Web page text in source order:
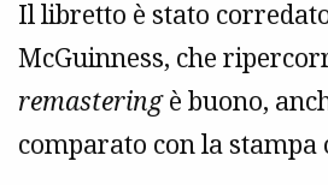
Il libretto è stato
McGuinness, che
remasteringè buono,
comparato con la stampa